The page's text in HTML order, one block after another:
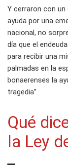
Y cerraron con un
ayuda por una
nacional, no
día que el
para recibir una
palmadas en la
bonaerenses la
tragedia”.
Qué
la Ley